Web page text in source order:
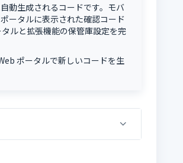
動生成されるコードです。モバ
ータルに表示された確認コード
ルと拡張機能の保管庫設定を完
ポータルで新しいコードを生